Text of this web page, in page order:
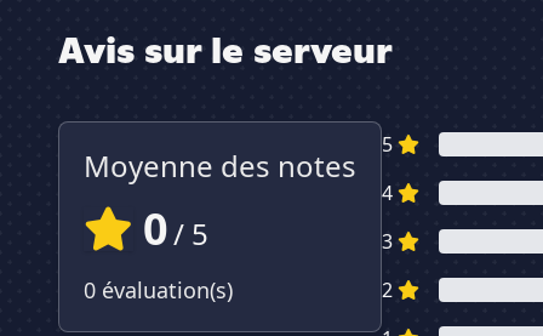
Avis sur le serveur
Moyenne des notes
0/ 5
0 évaluation(s)
5
4
3
2